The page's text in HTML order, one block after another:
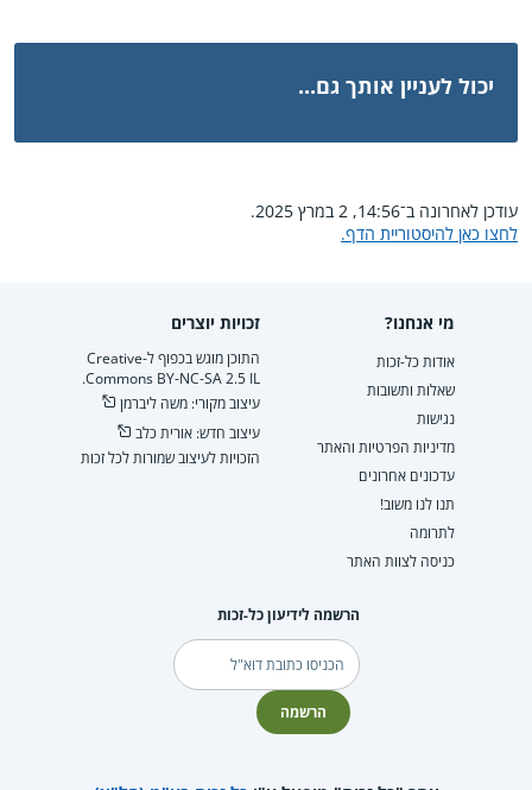
יכול לעניין אותך גם...
עודכן לאחרונה ב־14:56, 2 במרץ 2025.
לחצו כאן להיסטוריית הדף.
מי אנחנו?
אודות כל-זכות
שאלות ותשובות
נגישות
מדיניות הפרטיות והאתר
עדכונים אחרונים
תנו לנו משוב!
לתרומה
כניסה לצוות האתר
זכויות יוצרים
התוכן מוגש בכפוף ל-Creative
Commons BY-NC-SA 2.5 IL.
עיצוב מקורי: משה ליברמן
עיצוב חדש: אורית כלב
הזכויות לעיצוב שמורות לכל זכות
הרשמה לידיעון כל-זכות
דוא"ל
הרשמה